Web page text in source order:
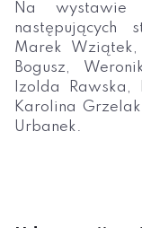
Na wystawie
następujących
Marek Wziątek,
Bogusz,
Izolda Rawska,
Karolina
Urbanek.